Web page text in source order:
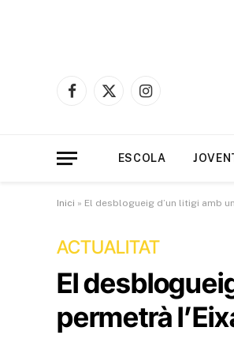
Facebook
X
Instagram
ESCOLA
Inici » El desblogueig d’un litigi amb
ACTUALITAT
El
permetrà